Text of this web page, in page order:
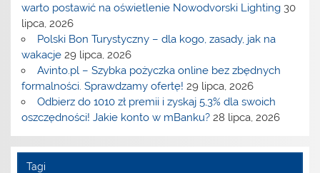
warto postawić na oświetlenie Nowodvorski Lighting 30
lipca, 2026
Polski Bon Turystyczny – dla kogo, zasady, jak na
wakacje 29 lipca, 2026
Avinto.pl – Szybka pożyczka online bez zbędnych
formalności. Sprawdzamy ofertę! 29 lipca, 2026
Odbierz do 1010 zł premii i zyskaj 5,3% dla swoich
oszczędności! Jakie konto w mBanku? 28 lipca, 2026
Tagi